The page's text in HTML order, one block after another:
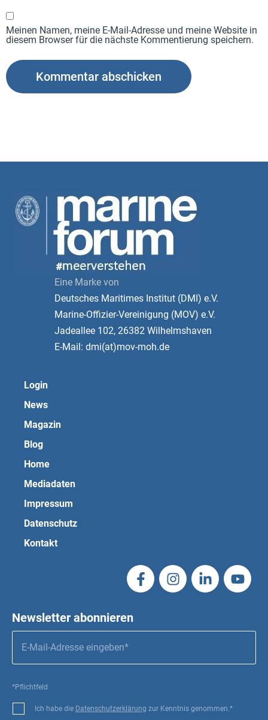
Meinen Namen, meine E-Mail-Adresse und meine Website in
diesem Browser für die nächste Kommentierung speichern.
Eine Marke von
Deutsches Maritimes Institut (DMI) e.V.
Marine-Offizier-Vereinigung (MOV) e.V.
Jadeallee 102, 26382 Wilhelmshaven
E-Mail: dmi(at)mov-moh.de
Login
News
Magazin
Blog
Home
Mediadaten
Impressum
Datenschutz
Kontakt
Newsletter abonnieren
*Pflichtfeld
Ich habe die Datenschutzerklärung zur Kenntnis genommen.*